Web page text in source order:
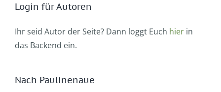
Login für Autoren
Ihr seid Autor der Seite? Dann loggt Euch hier in
das Backend ein.
Nach Paulinenaue